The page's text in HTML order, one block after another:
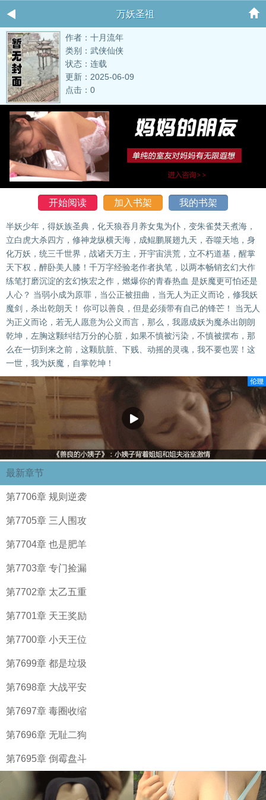
万妖圣祖
作者：十月流年
类别：武侠仙侠
状态：连载
更新：2025-06-09
点击：0
开始阅读 加入书架 我的书架
半妖少年，得妖族圣典，化天狼吞月养女鬼为仆，变朱雀焚天煮海，
立白虎大杀四方，修神龙纵横天海，成鲲鹏展翅九天，吞噬天地，身
化万妖，统三千世界，战诸天万主，开宇宙洪荒，立不朽道基，醒掌
天下权，醉卧美人膝！千万字经验老作者执笔，以两本畅销玄幻大作
练笔打磨沉淀的玄幻恢宏之作，燃爆你的青春热血 是妖魔更可怕还是
人心？ 当弱小成为原罪，当公正被扭曲，当无人为正义而论，修我妖
魔剑，杀出乾朗天！ 你可以善良，但是必须带有自己的锋芒！ 当无人
为正义而论，若无人愿意为公义而言，那么，我愿成妖为魔杀出朗朗
乾坤，左胸这颗纠结万分的心脏，如果不慎被污染，不慎被摆布，那
么在一切到来之前，这颗肮脏、下贱、动摇的灵魂，我不要也罢！这
一世，我为妖魔，自掌乾坤！
最新章节
第7706章 规则逆袭
第7705章 三人围攻
第7704章 也是肥羊
第7703章 专门捡漏
第7702章 太乙五重
第7701章 天王奖励
第7700章 小天王位
第7699章 都是垃圾
第7698章 大战平安
第7697章 毒圈收缩
第7696章 无耻二狗
第7695章 倒霉盘斗